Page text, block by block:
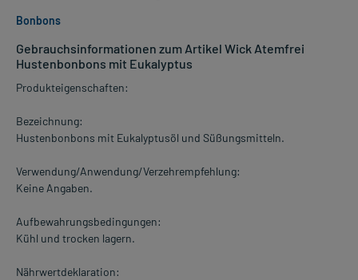
Gebrauchsinformationen zum Artikel Wick Atemfrei
Hustenbonbons mit Eukalyptus
Produkteigenschaften:
Bezeichnung:
Hustenbonbons mit Eukalyptusöl und Süßungsmitteln.
Verwendung/Anwendung/Verzehrempfehlung:
Keine Angaben.
Aufbewahrungsbedingungen:
Kühl und trocken lagern.
Nährwertdeklaration:
Bonbons